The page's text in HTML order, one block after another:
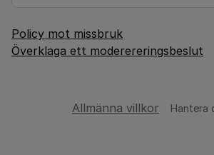
Policy mot missbruk
Överklaga ett moderereringsbeslut
Allmänna villkor Hantera